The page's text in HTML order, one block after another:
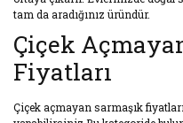
tam da aradığınız üründür.
Çiçek
Fiyatları
Çiçek açmayan sarmaşık